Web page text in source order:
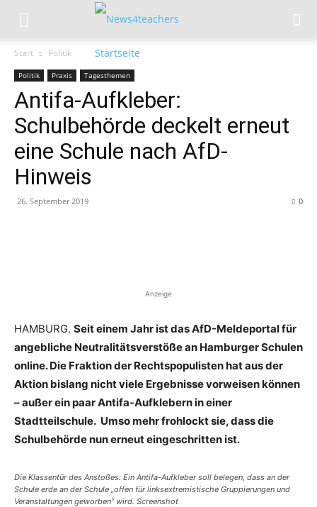
Start Politik
Politik Praxis Tagesthemen
Antifa-Aufkleber:
Schulbehörde deckelt erneut
eine Schule nach AfD-
Hinweis
26. September 2019 0
Anzeige
HAMBURG. Seit einem Jahr ist das AfD-Meldeportal für
angebliche Neutralitätsverstöße an Hamburger Schulen
online. Die Fraktion der Rechtspopulisten hat aus der
Aktion bislang nicht viele Ergebnisse vorweisen können
– außer ein paar Antifa-Aufklebern in einer
Stadtteilschule. Umso mehr frohlockt sie, dass die
Schulbehörde nun erneut eingeschritten ist.
Die Klassentür des Anstoßes: Ein Antifa-Aufkleber soll belegen, dass an der
Schule erde an der Schule „offen für linksextremistische Gruppierungen und
Veranstaltungen geworben“ wird. Screenshot